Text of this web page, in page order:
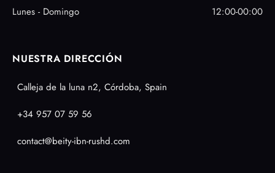
Lunes - Domingo 12:00-00:00
NUESTRA DIRECCIÓN
Calleja de la luna n2, Córdoba, Spain
+34 957 07 59 56
contact@beity-ibn-rushd.com